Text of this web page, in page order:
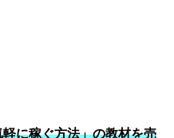
に稼ぐ方法」の教材を売